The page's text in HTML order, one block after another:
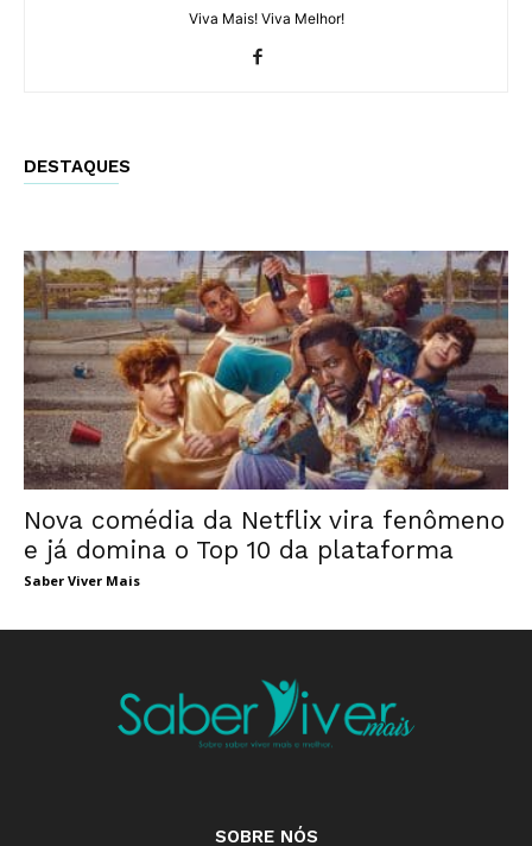
Viva Mais! Viva Melhor!
DESTAQUES
Nova comédia da Netflix vira fenômeno
e já domina o Top 10 da plataforma
Saber Viver Mais
SOBRE NÓS